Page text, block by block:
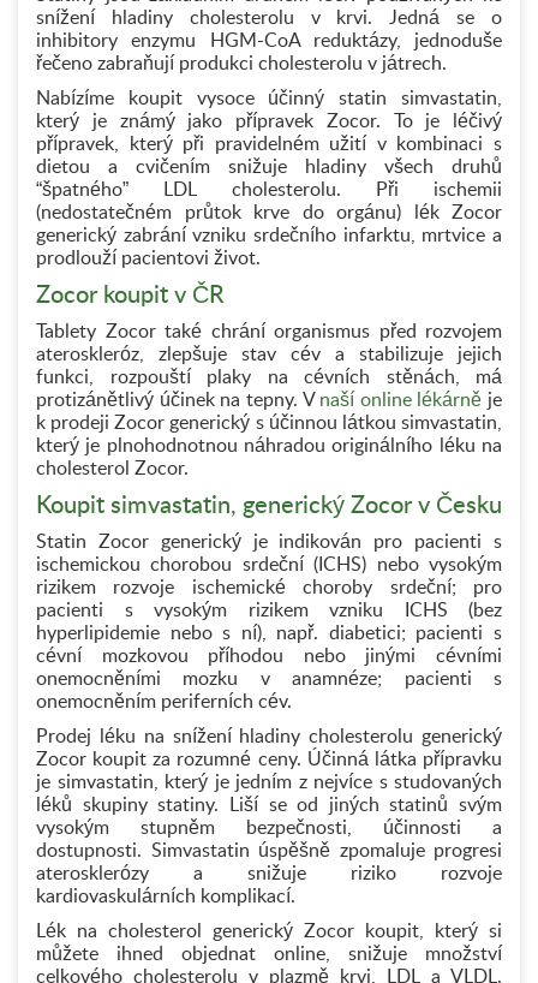
snížení hladiny cholesterolu v krvi. Jedná se o
inhibitory enzymu HGM-CoA reduktázy, jednoduše
řečeno zabraňují produkci cholesterolu v játrech.
Nabízíme koupit vysoce účinný statin simvastatin,
který je známý jako přípravek Zocor. To je léčivý
přípravek, který při pravidelném užití v kombinaci s
dietou a cvičením snižuje hladiny všech druhů
“špatného” LDL cholesterolu. Při ischemii
(nedostatečném průtok krve do orgánu) lék Zocor
generický zabrání vzniku srdečního infarktu, mrtvice a
prodlouží pacientovi život.
Zocor koupit v ČR
Tablety Zocor také chrání organismus před rozvojem
ateroskleróz, zlepšuje stav cév a stabilizuje jejich
funkci, rozpouští plaky na cévních stěnách, má
protizánětlivý účinek na tepny. V naší online lékárně je
k prodeji Zocor generický s účinnou látkou simvastatin,
který je plnohodnotnou náhradou originálního léku na
cholesterol Zocor.
Koupit simvastatin, generický Zocor v Česku
Statin Zocor generický je indikován pro pacienti s
ischemickou chorobou srdeční (ICHS) nebo vysokým
rizikem rozvoje ischemické choroby srdeční; pro
pacienti s vysokým rizikem vzniku ICHS (bez
hyperlipidemie nebo s ní), např. diabetici; pacienti s
cévní mozkovou příhodou nebo jinými cévními
onemocněními mozku v anamnéze; pacienti s
onemocněním periferních cév.
Prodej léku na snížení hladiny cholesterolu generický
Zocor koupit za rozumné ceny. Účinná látka přípravku
je simvastatin, který je jedním z nejvíce s studovaných
léků skupiny statiny. Liší se od jiných statinů svým
vysokým stupněm bezpečnosti, účinnosti a
dostupnosti. Simvastatin úspěšně zpomaluje progresi
aterosklerózy a snižuje riziko rozvoje
kardiovaskulárních komplikací.
Lék na cholesterol generický Zocor koupit, který si
můžete ihned objednat online, snižuje množství
celkového cholesterolu v plazmě krvi, LDL a VLDL.